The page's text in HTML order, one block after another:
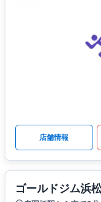
店舗情報
ゴールドジム浜